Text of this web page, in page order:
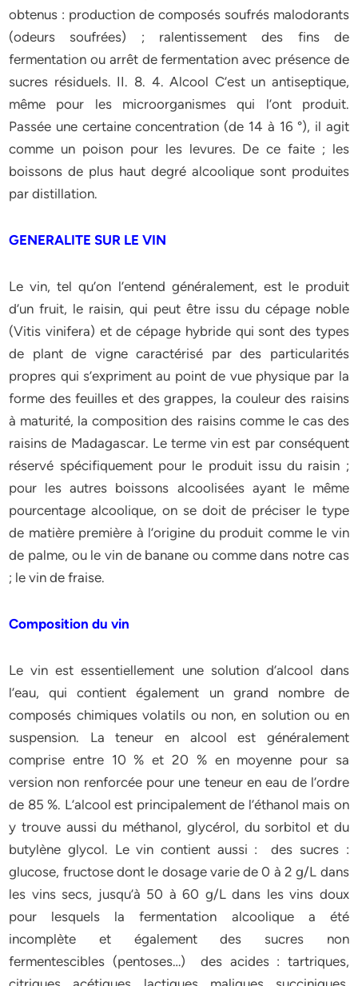
obtenus : production de composés soufrés malodorants
(odeurs soufrées) ; ralentissement des fins de
fermentation ou arrêt de fermentation avec présence de
sucres résiduels. II. 8. 4. Alcool C’est un antiseptique,
même pour les microorganismes qui l’ont produit.
Passée une certaine concentration (de 14 à 16 °), il agit
comme un poison pour les levures. De ce faite ; les
boissons de plus haut degré alcoolique sont produites
par distillation.
GENERALITE SUR LE VIN
Le vin, tel qu’on l’entend généralement, est le produit
d’un fruit, le raisin, qui peut être issu du cépage noble
(Vitis vinifera) et de cépage hybride qui sont des types
de plant de vigne caractérisé par des particularités
propres qui s’expriment au point de vue physique par la
forme des feuilles et des grappes, la couleur des raisins
à maturité, la composition des raisins comme le cas des
raisins de Madagascar. Le terme vin est par conséquent
réservé spécifiquement pour le produit issu du raisin ;
pour les autres boissons alcoolisées ayant le même
pourcentage alcoolique, on se doit de préciser le type
de matière première à l’origine du produit comme le vin
de palme, ou le vin de banane ou comme dans notre cas
; le vin de fraise.
Composition du vin
Le vin est essentiellement une solution d’alcool dans
l’eau, qui contient également un grand nombre de
composés chimiques volatils ou non, en solution ou en
suspension. La teneur en alcool est généralement
comprise entre 10 % et 20 % en moyenne pour sa
version non renforcée pour une teneur en eau de l’ordre
de 85 %. L’alcool est principalement de l’éthanol mais on
y trouve aussi du méthanol, glycérol, du sorbitol et du
butylène glycol. Le vin contient aussi : des sucres :
glucose, fructose dont le dosage varie de 0 à 2 g/L dans
les vins secs, jusqu’à 50 à 60 g/L dans les vins doux
pour lesquels la fermentation alcoolique a été
incomplète et également des sucres non
fermentescibles (pentoses…) des acides : tartriques,